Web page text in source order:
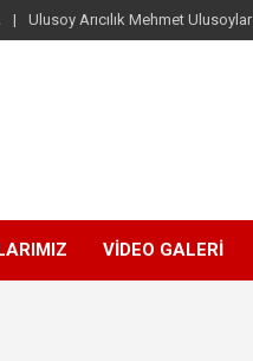
Ulusoy Arıcılık Mehmet Ulusoylar
VİDEO GALERİ